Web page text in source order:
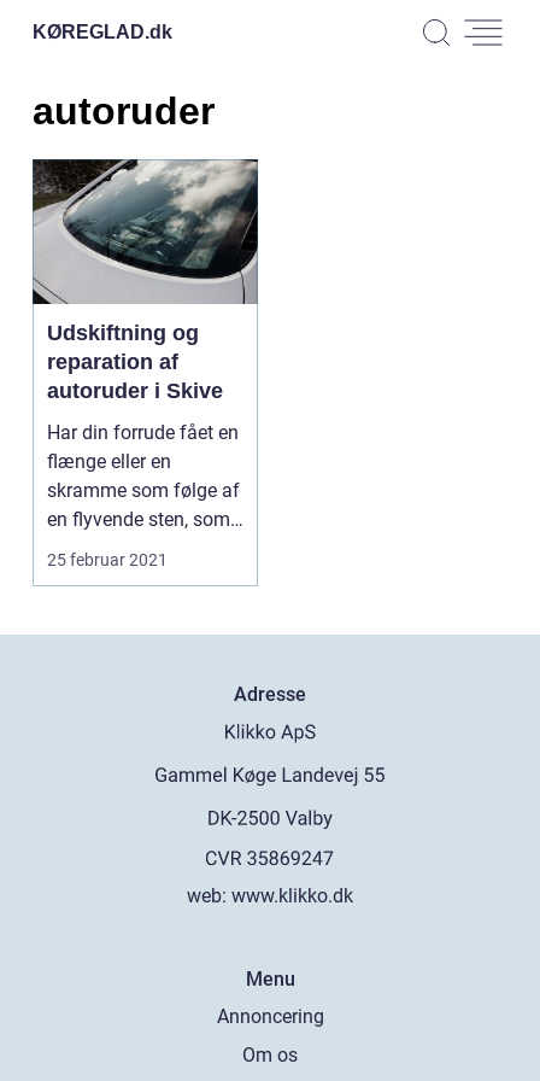
KØREGLAD.dk
autoruder
Udskiftning og
reparation af
autoruder i Skive
Har din forrude fået en
flænge eller en
skramme som følge af
en flyvende sten, som
har ramt den i fa...
25 februar 2021
Adresse
web: www.klikko.dk
Menu
Annoncering
Om os